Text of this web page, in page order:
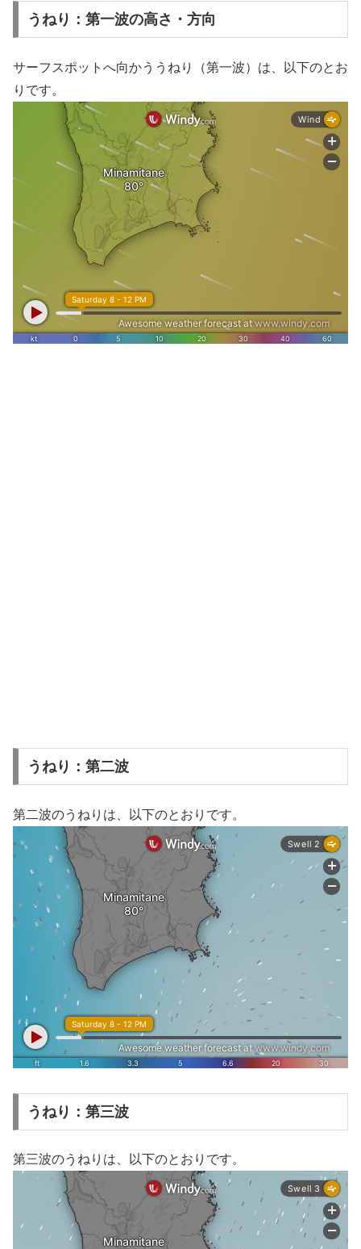
うねり：第一波の高さ・方向
サーフスポットへ向かううねり（第一波）は、以下のとお
りです。
うねり：第二波
第二波のうねりは、以下のとおりです。
うねり：第三波
第三波のうねりは、以下のとおりです。